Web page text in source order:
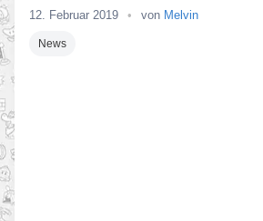
12. Februar 2019 • von Melvin
News